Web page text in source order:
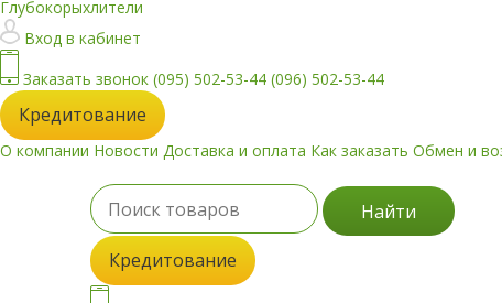
Глубокорыхлители
Вход в кабинет
Заказать звонок (095) 502-53-44 (096) 502-53-44
Кредитование
О компании Новости Доставка и оплата Как заказать Обмен и
Найти
Кредитование